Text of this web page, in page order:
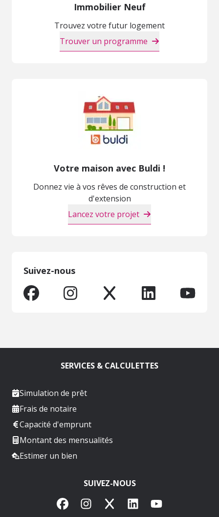
Immobilier Neuf
Trouvez votre futur logement
Trouver un programme
Votre maison avec Buldi !
Donnez vie à vos rêves de construction et
d'extension
Lancez votre projet
Suivez-nous
SERVICES & CALCULETTES
Simulation de prêt
Frais de notaire
Capacité d'emprunt
Montant des mensualités
Estimer un bien
SUIVEZ-NOUS
FacebookInstagram
X LinkedInYouTube